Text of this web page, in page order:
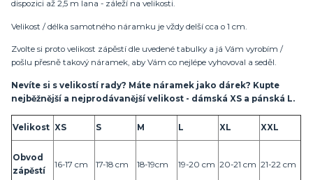
dispozici až 2,5 m lana - záleží na velikosti.
Velikost / délka samotného náramku je vždy delší cca o 1 cm.
Zvolte si proto velikost zápěstí dle uvedené tabulky a já Vám vyrobím /
pošlu přesně takový náramek, aby Vám co nejlépe vyhovoval a seděl.
Nevíte si s velikostí rady? Máte náramek jako dárek? Kupte
nejběžnější a nejprodávanější velikost - dámská XS a pánská L.
Velikost XS S M L XL XXL
Obvod
zápěstí
16-17 cm 17-18 cm 18-19cm 19-20 cm 20-21 cm 21-22 cm